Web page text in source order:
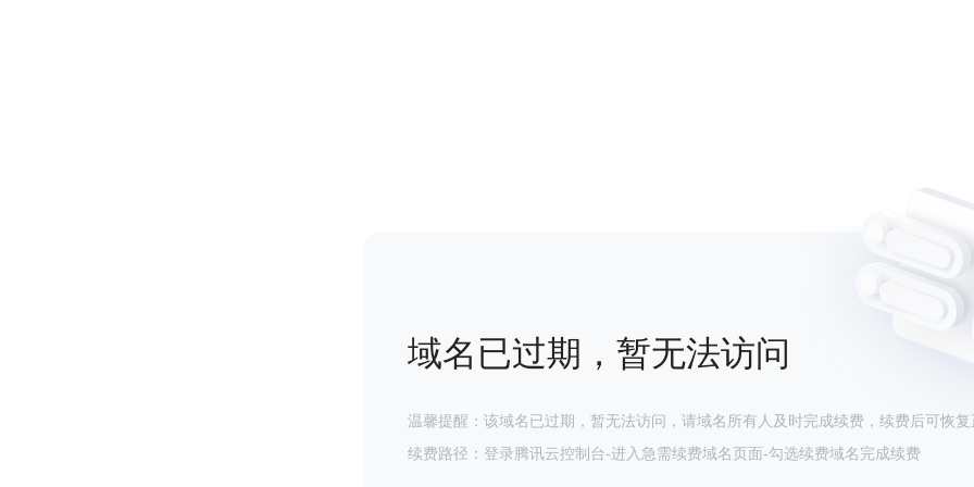
域名已过期，暂无法访问
温馨提醒：该域名已过期，暂无法访问，请域名所有人及时完成续费，续费后可恢复
续费路径：登录腾讯云控制台-进入急需续费域名页面-勾选续费域名完成续费